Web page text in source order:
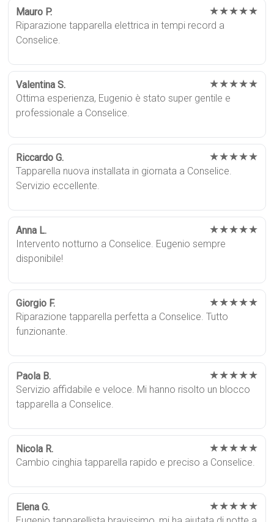
Mauro P. ★★★★★
Riparazione tapparella elettrica in tempi record a
Conselice.
Valentina S. ★★★★★
Ottima esperienza, Eugenio è stato super gentile e
professionale a Conselice.
Riccardo G. ★★★★★
Tapparella nuova installata in giornata a Conselice.
Servizio eccellente.
Anna L. ★★★★★
Intervento notturno a Conselice. Eugenio sempre
disponibile!
Giorgio F. ★★★★★
Riparazione tapparella perfetta a Conselice. Tutto
funzionante.
Paola B. ★★★★★
Servizio affidabile e veloce. Mi hanno risolto un blocco
tapparella a Conselice.
Nicola R. ★★★★★
Cambio cinghia tapparella rapido e preciso a Conselice.
Elena G. ★★★★★